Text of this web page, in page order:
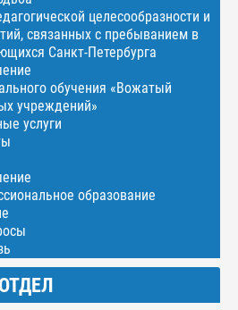
целесообразности и
связанных с пребыванием в
Санкт-Петербурга
обучения «Вожатый
учреждений»
услуги
образование